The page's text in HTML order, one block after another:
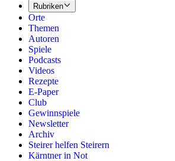
Rubriken
Orte
Themen
Autoren
Spiele
Podcasts
Videos
Rezepte
E-Paper
Club
Gewinnspiele
Newsletter
Archiv
Steirer helfen Steirern
Kärntner in Not